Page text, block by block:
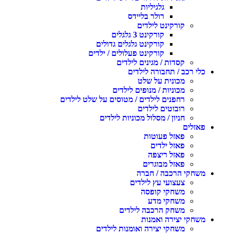
גלגיליות
רולר בליידס
קורקינט לילדים
קורקינט 3 גלגלים
קורקינט גלגלים גדולים
קורקינט פעלולים / ילדים
קסדות / מגינים לילדים
כלי רכב / תחבורה לילדים
מכונית על שלט
מכוניות / מנופים לילדים
רחפנים לילדים / מטוסים על שלט לילדים
רובוטים לילדים
חניון / מסלול מכוניות לילדים
פאזלים
פאזל פעוטות
פאזל ילדים
פאזל ריצפה
פאזל מבוגרים
משחקי הרכבה / חברה
צעצועי עץ לילדים
משחקי קופסה
משחקי מדע
משחק הרכבה לילדים
משחקי יצירה ואמנות
משחקי יצירה ואומנות לילדים